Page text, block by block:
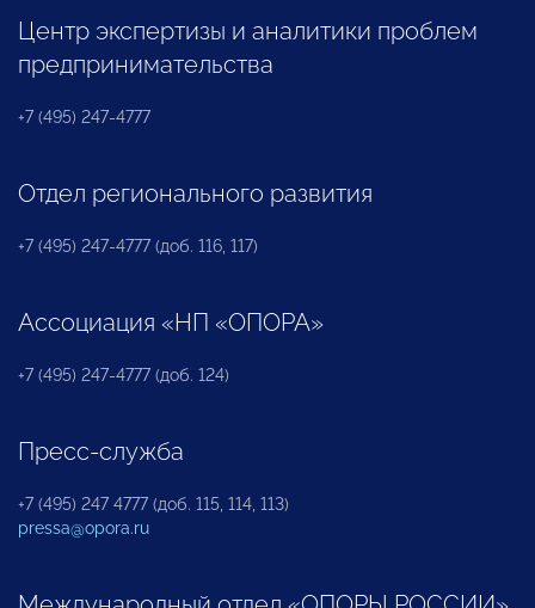
Центр экспертизы и аналитики проблем
предпринимательства
+7 (495) 247-4777
Отдел регионального развития
+7 (495) 247-4777 (доб. 116, 117)
Ассоциация «НП «ОПОРА»
+7 (495) 247-4777 (доб. 124)
Пресс-служба
+7 (495) 247 4777 (доб. 115, 114, 113)
pressa@opora.ru